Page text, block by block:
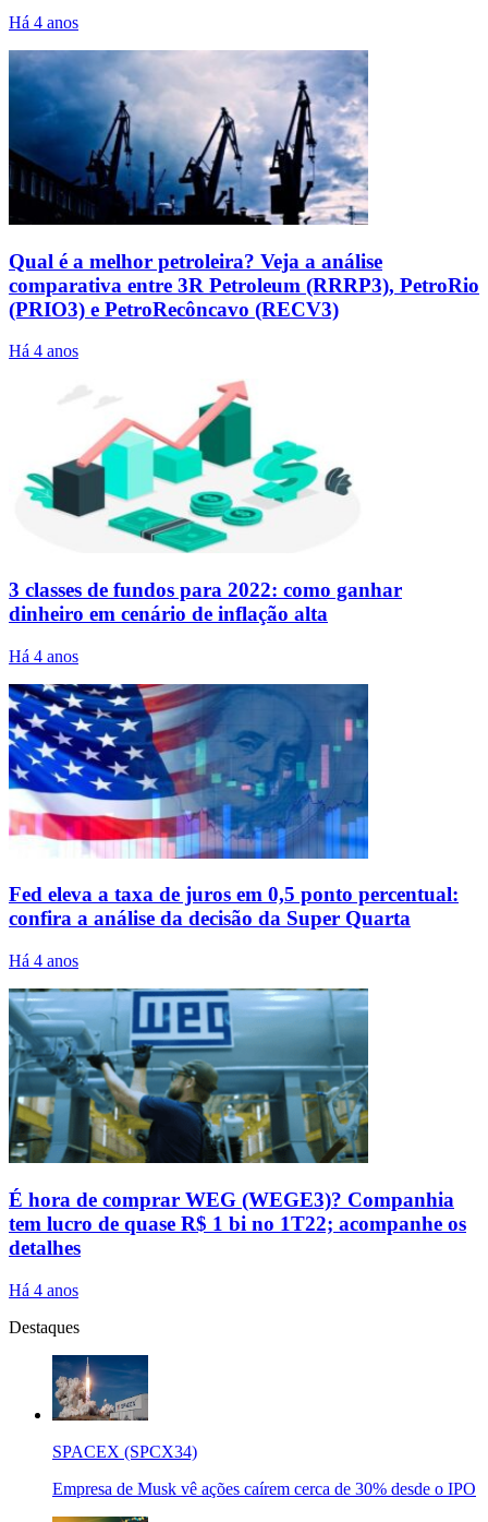
Há 4 anos
Qual é a melhor petroleira? Veja a análise
comparativa entre 3R Petroleum (RRRP3), PetroRio
(PRIO3) e PetroRecôncavo (RECV3)
Há 4 anos
3 classes de fundos para 2022: como ganhar
dinheiro em cenário de inflação alta
Há 4 anos
Fed eleva a taxa de juros em 0,5 ponto percentual:
confira a análise da decisão da Super Quarta
Há 4 anos
É hora de comprar WEG (WEGE3)? Companhia
tem lucro de quase R$ 1 bi no 1T22; acompanhe os
detalhes
Há 4 anos
Destaques
SPACEX (SPCX34)
Empresa de Musk vê ações caírem cerca de 30% desde o IPO